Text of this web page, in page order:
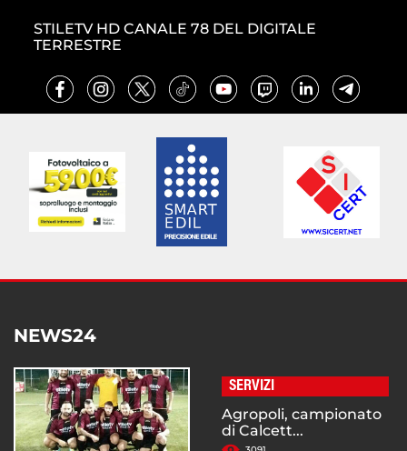
STILETV HD CANALE 78 DEL DIGITALE
TERRESTRE
NEWS24
SERVIZI
Agropoli, campionato
di Calcett...